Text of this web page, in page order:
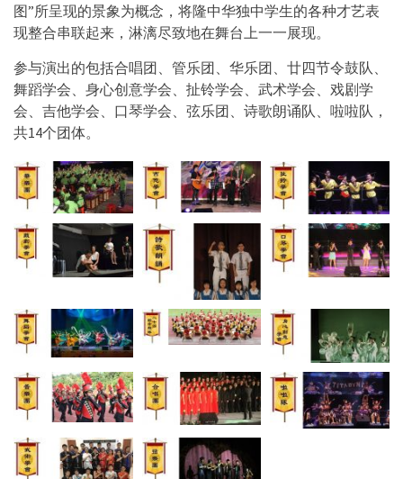
图”所呈现的景象为概念，将隆中华独中学生的各种才艺表
现整合串联起来，淋漓尽致地在舞台上一一展现。
参与演出的包括合唱团、管乐团、华乐团、廿四节令鼓队、
舞蹈学会、身心创意学会、扯铃学会、武术学会、戏剧学
会、吉他学会、口琴学会、弦乐团、诗歌朗诵队、啦啦队，
共14个团体。